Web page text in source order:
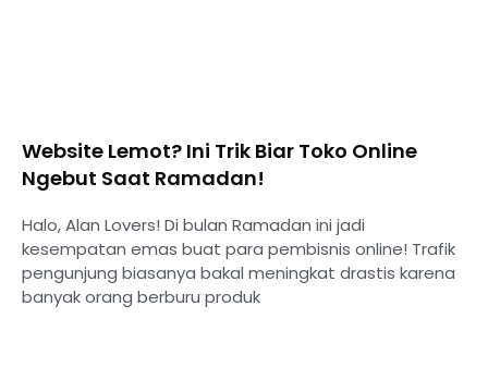
Website Lemot? Ini Trik Biar Toko Online
Ngebut Saat Ramadan!
Halo, Alan Lovers! Di bulan Ramadan ini jadi
kesempatan emas buat para pembisnis online! Trafik
pengunjung biasanya bakal meningkat drastis karena
banyak orang berburu produk